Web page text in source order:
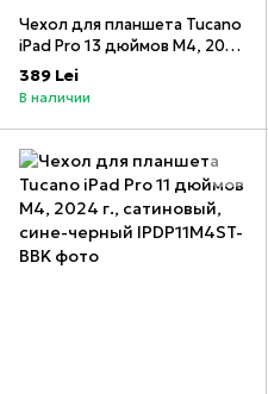
Чехол для планшета Tucano
iPad Pro 13 дюймов M4, 2024
г., сатиновый, сине-черный
389 Lei
В наличии